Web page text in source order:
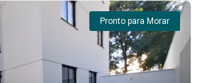
Pronto para Morar